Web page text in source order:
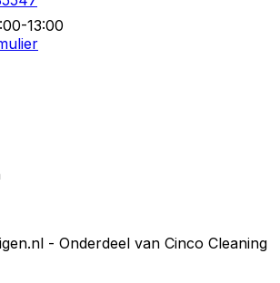
13:00
- Onderdeel van Cinco Cleaning